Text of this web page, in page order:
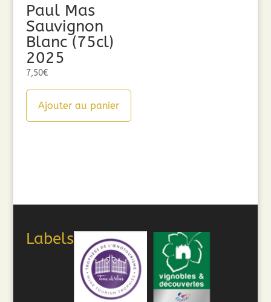
Paul Mas
Sauvignon
Blanc (75cl)
2025
7,50€
Ajouter au panier
Labels